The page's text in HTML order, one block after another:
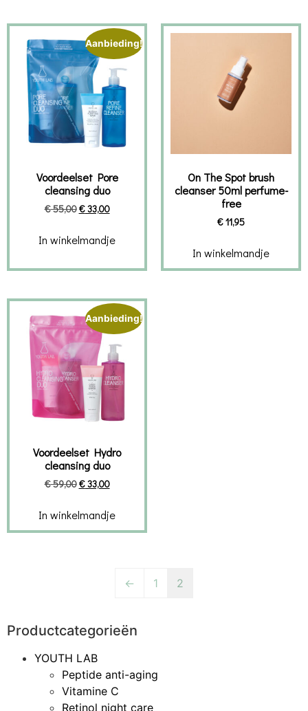
Productcategorieën
YOUTH LAB
Peptide anti-aging
Vitamine C
Retinol night care
Aanbieding!
Voordeelset Pore
cleansing duo
€55,00€33,00
In winkelmandje
On The Spot brush
cleanser 50ml perfume-
free
€11,95
In winkelmandje
Aanbieding!
Voordeelset Hydro
cleansing duo
€59,00€33,00
In winkelmandje
← 1 2